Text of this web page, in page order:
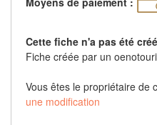
Cette fiche n'a pas été
Fiche créée par un
Vous êtes le propriétaire de
une modification